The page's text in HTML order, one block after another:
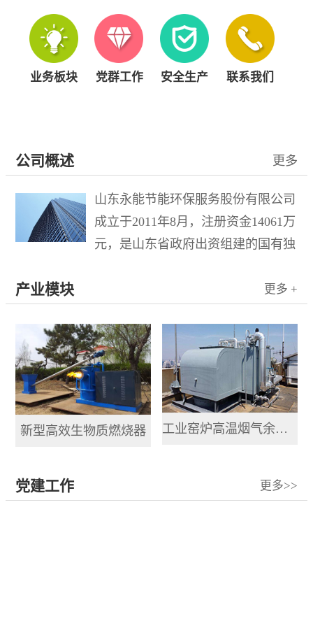
业务板块 党群工作 安全生产 联系我们
公司概述 更多
山东永能节能环保服务股份有限公司
成立于2011年8月，注册资金14061万
元，是山东省政府出资组建的国有独
所有制企业，于2015年10月21日在新
保”，股票代码833778。公司...
产业模块 更多 +
新型高效生物质燃烧器 工业窑炉高温烟气余热提取利用系统
党建工作 更多>>